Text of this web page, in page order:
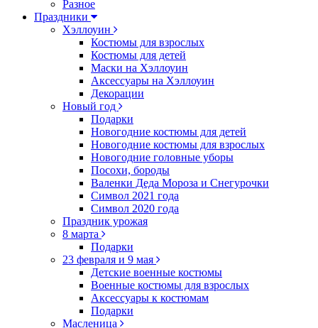
Разное
Праздники
Хэллоуин
Костюмы для взрослых
Костюмы для детей
Маски на Хэллоуин
Аксессуары на Хэллоуин
Декорации
Новый год
Подарки
Новогодние костюмы для детей
Новогодние костюмы для взрослых
Новогодние головные уборы
Посохи, бороды
Валенки Деда Мороза и Снегурочки
Символ 2021 года
Символ 2020 года
Праздник урожая
8 марта
Подарки
23 февраля и 9 мая
Детские военные костюмы
Военные костюмы для взрослых
Аксессуары к костюмам
Подарки
Масленица